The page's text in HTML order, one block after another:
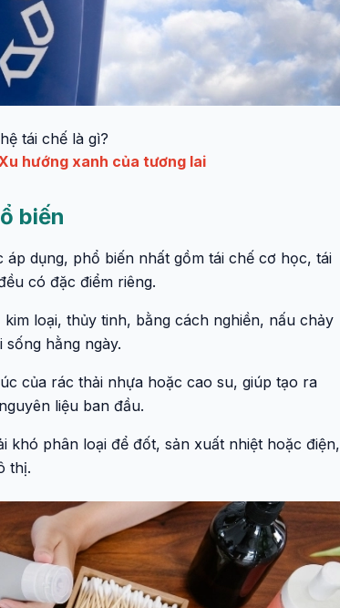
tái chế là gì?
hướng xanh của tương lai
biến
dụng, phổ biến nhất gồm tái chế cơ học, tái
có đặc điểm riêng.
loại, thủy tinh, bằng cách nghiền, nấu chảy
hằng ngày.
của rác thải nhựa hoặc cao su, giúp tạo ra
liệu ban đầu.
khó phân loại để đốt, sản xuất nhiệt hoặc điện,
thị.